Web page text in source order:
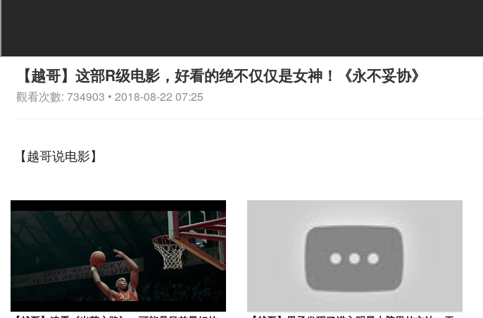
【越哥】这部R级电影，好看的绝不仅仅是女神！《永不妥协》
觀看次數: 734903 • 2018-08-22 07:25
【越哥说电影】